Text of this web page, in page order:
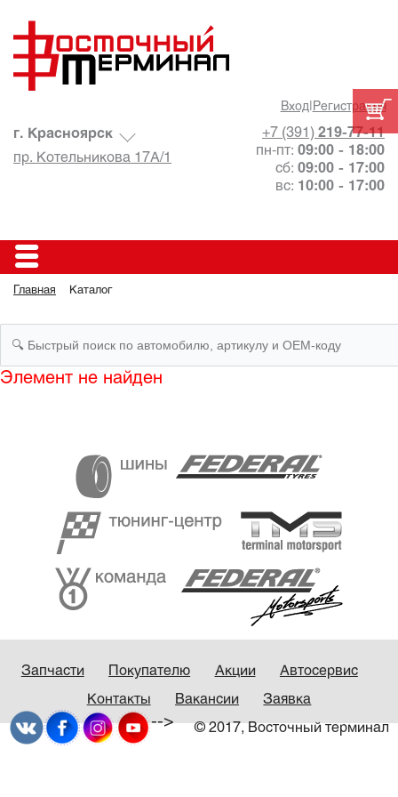
Вход| Регистрация
+7 (391) 219-77-11
пн-пт: 09:00 - 18:00
сб: 09:00 - 17:00
вс: 10:00 - 17:00
г. Красноярск
пр. Котельникова 17А/1
Главная Каталог
Элемент не найден
Запчасти Покупателю Акции Автосервис
Контакты Вакансии Заявка
© 2017, Восточный терминал
-->